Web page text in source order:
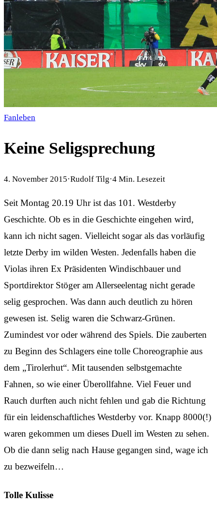
Fanleben
Keine Seligsprechung
4. November 2015·Rudolf Tilg·4 Min. Lesezeit
Seit Montag 20.19 Uhr ist das 101. Westderby
Geschichte. Ob es in die Geschichte eingehen wird,
kann ich nicht sagen. Vielleicht sogar als das vorläufig
letzte Derby im wilden Westen. Jedenfalls haben die
Violas ihren Ex Präsidenten Windischbauer und
Sportdirektor Stöger am Allerseelentag nicht gerade
selig gesprochen. Was dann auch deutlich zu hören
gewesen ist. Selig waren die Schwarz-Grünen.
Zumindest vor oder während des Spiels. Die zauberten
zu Beginn des Schlagers eine tolle Choreographie aus
dem „Tirolerhut“. Mit tausenden selbstgemachte
Fahnen, so wie einer Überollfahne. Viel Feuer und
Rauch durften auch nicht fehlen und gab die Richtung
für ein leidenschaftliches Westderby vor. Knapp 8000(!)
waren gekommen um dieses Duell im Westen zu sehen.
Ob die dann selig nach Hause gegangen sind, wage ich
zu bezweifeln…
Tolle Kulisse